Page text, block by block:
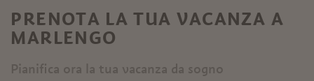
PRENOTA LA TUA VACANZA A
MARLENGO
Pianifica ora la tua vacanza da sogno